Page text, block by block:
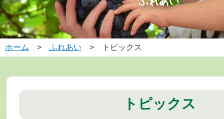
ホーム > ふれあい > トピックス
トピックス